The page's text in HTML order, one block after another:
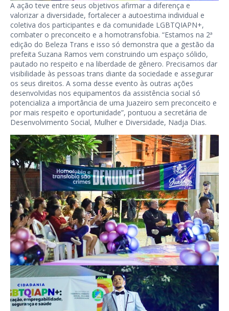
A ação teve entre seus objetivos afirmar a diferença e
valorizar a diversidade, fortalecer a autoestima individual e
coletiva dos participantes e da comunidade LGBTQIAPN+,
combater o preconceito e a homotransfobia. “Estamos na 2ª
edição do Beleza Trans e isso só demonstra que a gestão da
prefeita Suzana Ramos vem construindo um espaço sólido,
pautado no respeito e na liberdade de gênero. Precisamos dar
visibilidade às pessoas trans diante da sociedade e assegurar
os seus direitos. A soma desse evento às outras ações
desenvolvidas nos equipamentos da assistência social só
potencializa a importância de uma Juazeiro sem preconceito e
por mais respeito e oportunidade”, pontuou a secretária de
Desenvolvimento Social, Mulher e Diversidade, Nadja Dias.